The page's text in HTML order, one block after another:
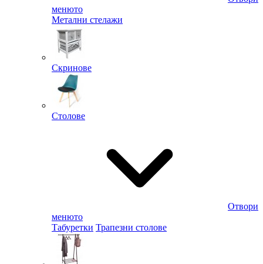
менюто
Метални стелажи
Скринове
Столове
Отвори
менюто
Табуретки Трапезни столове